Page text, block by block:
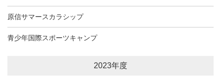
原信サマースカラシップ
青少年国際スポーツキャンプ
2023年度